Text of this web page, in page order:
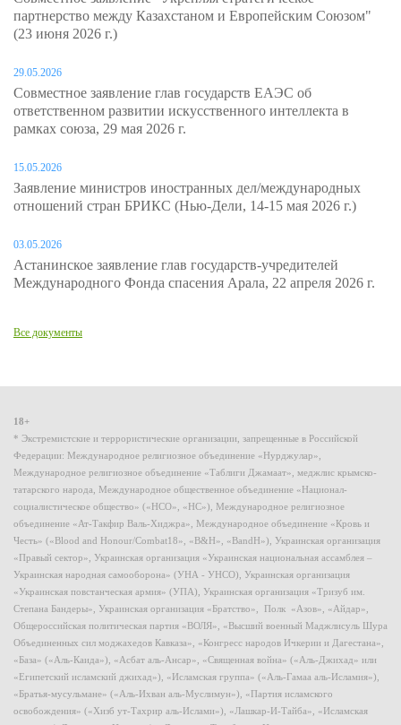
партнерство между Казахстаном и Европейским Союзом"
(23 июня 2026 г.)
29.05.2026
Совместное заявление глав государств ЕАЭС об
ответственном развитии искусственного интеллекта в
рамках союза, 29 мая 2026 г.
15.05.2026
Заявление министров иностранных дел/международных
отношений стран БРИКС (Нью-Дели, 14-15 мая 2026 г.)
03.05.2026
Астанинское заявление глав государств-учредителей
Международного Фонда спасения Арала, 22 апреля 2026 г.
Все документы
18+
* Экстремистские и террористические организации, запрещенные в Российской
Федерации: Международное религиозное объединение «Нурджулар»,
Международное религиозное объединение «Таблиги Джамаат», меджлис крымско-
татарского народа, Международное общественное объединение «Национал-
социалистическое общество» («НСО», «НС»), Международное религиозное
объединение «Ат-Такфир Валь-Хиджра», Международное объединение «Кровь и
Честь» («Blood and Honour/Combat18», «B&H», «BandH»), Украинская организация
«Правый сектор», Украинская организация «Украинская национальная ассамблея –
Украинская народная самооборона» (УНА - УНСО), Украинская организация
«Украинская повстанческая армия» (УПА), Украинская организация «Тризуб им.
Степана Бандеры», Украинская организация «Братство», Полк «Азов», «Айдар»,
Общероссийская политическая партия «ВОЛЯ», «Высший военный Маджлисуль Шура
Объединенных сил моджахедов Кавказа», «Конгресс народов Ичкерии и Дагестана»,
«База» («Аль-Каида»), «Асбат аль-Ансар», «Священная война» («Аль-Джихад» или
«Египетский исламский джихад»), «Исламская группа» («Аль-Гамаа аль-Исламия»),
«Братья-мусульмане» («Аль-Ихван аль-Муслимун»), «Партия исламского
освобождения» («Хизб ут-Тахрир аль-Ислами»), «Лашкар-И-Тайба», «Исламская